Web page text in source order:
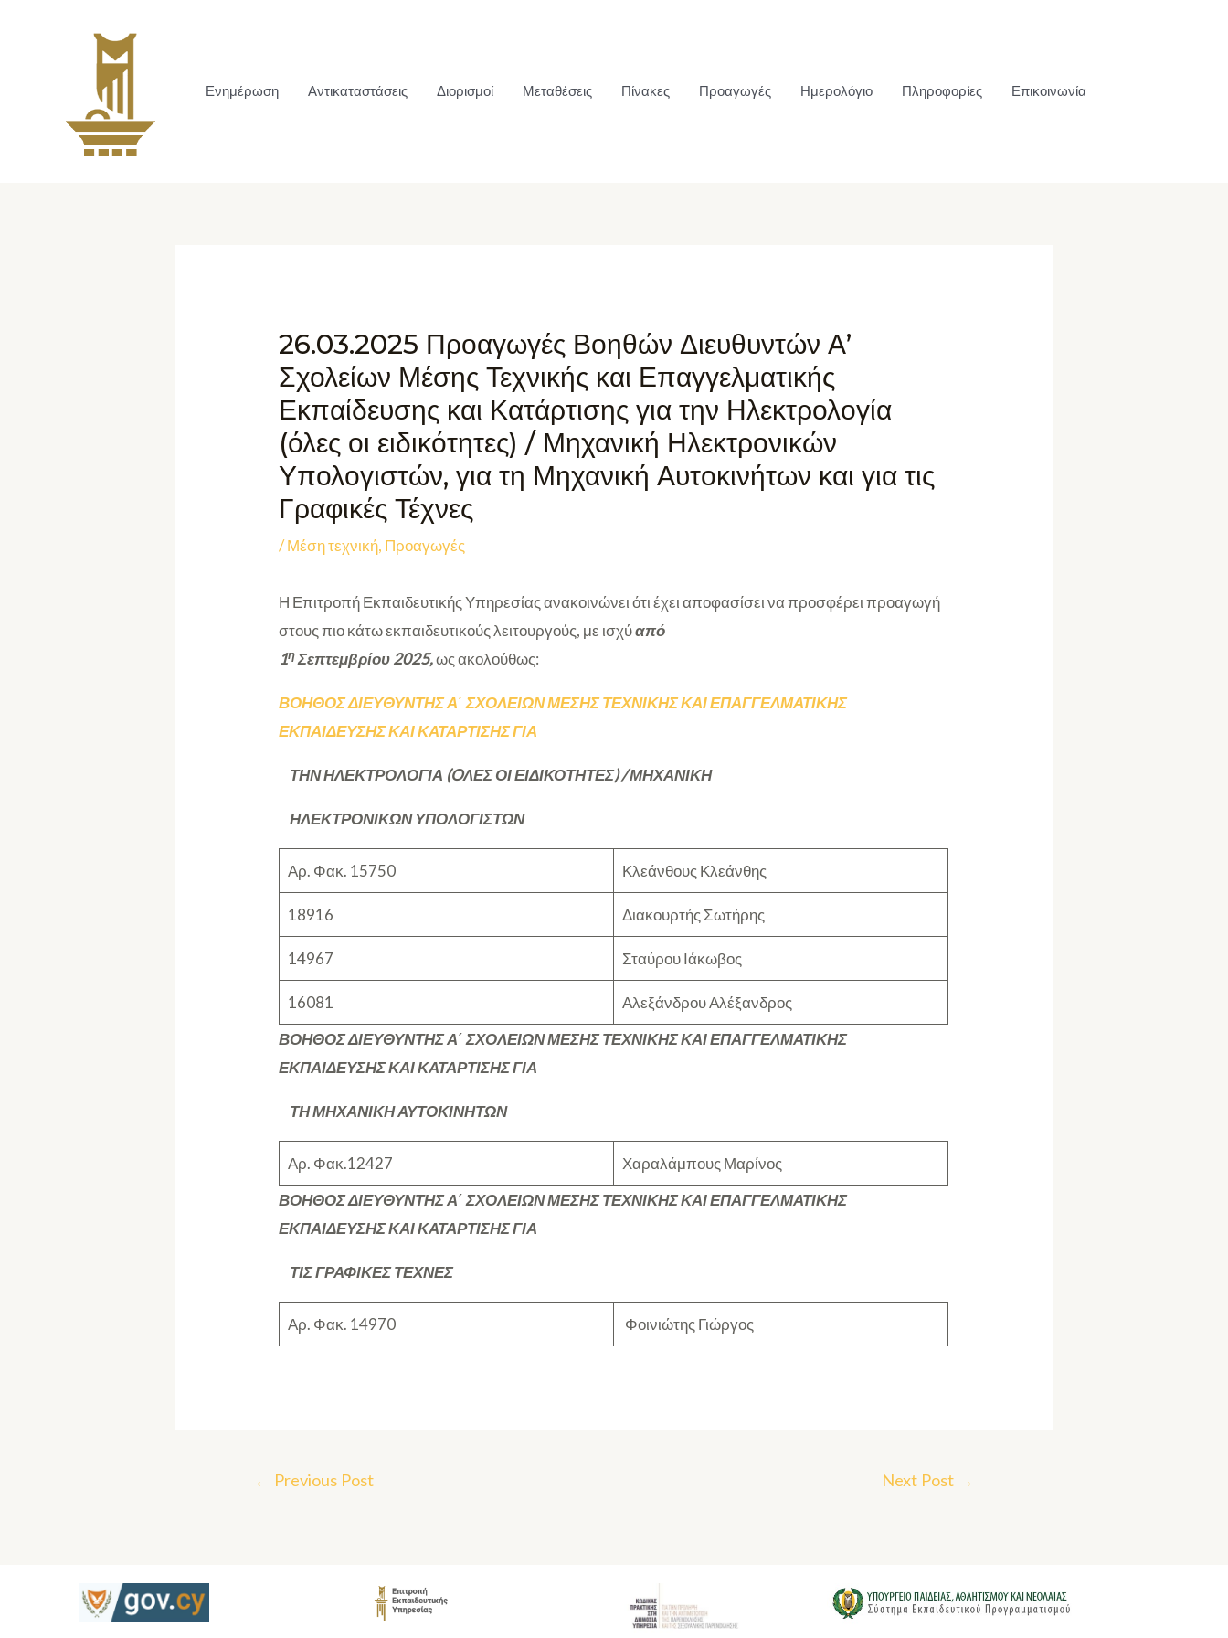
Ενημέρωση Αντικαταστάσεις Διορισμοί Μεταθέσεις Πίνακες Προαγωγές Ημερολόγιο Πληροφορίες Επικοινωνία
26.03.2025 Προαγωγές Βοηθών Διευθυντών Α’
Σχολείων Μέσης Τεχνικής και Επαγγελματικής
Εκπαίδευσης και Κατάρτισης για την Ηλεκτρολογία
(όλες οι ειδικότητες) / Μηχανική Ηλεκτρονικών
Υπολογιστών, για τη Μηχανική Αυτοκινήτων και για τις
Γραφικές Τέχνες
/Μέση τεχνική, Προαγωγές
Η Επιτροπή Εκπαιδευτικής Υπηρεσίας ανακοινώνει ότι έχει αποφασίσει να προσφέρει προαγωγή
στους πιο κάτω εκπαιδευτικούς λειτουργούς, με ισχύαπό
1ηΣεπτεμβρίου 2025,ως ακολούθως:
ΒΟΗΘΟΣ ΔΙΕΥΘΥΝΤΗΣ Α΄ ΣΧΟΛΕΙΩΝ ΜΕΣΗΣ ΤΕΧΝΙΚΗΣ ΚΑΙ ΕΠΑΓΓΕΛΜΑΤΙΚΗΣ
ΕΚΠΑΙΔΕΥΣΗΣ ΚΑΙ ΚΑΤΑΡΤΙΣΗΣ ΓΙΑ
ΤΗΝ ΗΛΕΚΤΡΟΛΟΓΙΑ (OΛΕΣ ΟΙ ΕΙΔΙΚΟΤΗΤΕΣ) / ΜΗΧΑΝΙΚΗ
ΗΛΕΚΤΡΟΝΙΚΩΝ ΥΠΟΛΟΓΙΣΤΩΝ
Αρ. Φακ. 15750 Κλεάνθους Κλεάνθης
18916 Διακουρτής Σωτήρης
14967 Σταύρου Ιάκωβος
16081
Αλεξάνδρου Αλέξανδρος
ΒΟΗΘΟΣ ΔΙΕΥΘΥΝΤΗΣ Α΄ ΣΧΟΛΕΙΩΝ ΜΕΣΗΣ ΤΕΧΝΙΚΗΣ ΚΑΙ ΕΠΑΓΓΕΛΜΑΤΙΚΗΣ
ΕΚΠΑΙΔΕΥΣΗΣ ΚΑΙ ΚΑΤΑΡΤΙΣΗΣ ΓΙΑ
ΤΗ ΜΗΧΑΝΙΚΗ ΑΥΤΟΚΙΝΗΤΩΝ
Αρ. Φακ.12427
Χαραλάμπους Μαρίνος
ΒΟΗΘΟΣ ΔΙΕΥΘΥΝΤΗΣ Α΄ ΣΧΟΛΕΙΩΝ ΜΕΣΗΣ ΤΕΧΝΙΚΗΣ ΚΑΙ ΕΠΑΓΓΕΛΜΑΤΙΚΗΣ
ΕΚΠΑΙΔΕΥΣΗΣ ΚΑΙ ΚΑΤΑΡΤΙΣΗΣ ΓΙΑ
ΤΙΣ ΓΡΑΦΙΚΕΣ ΤΕΧΝΕΣ
Αρ. Φακ. 14970 Φοινιώτης Γιώργος
← Previous Post Next Post →